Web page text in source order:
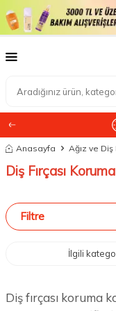
Anasayfa Ağız ve Diş
Diş Fırçası
Filtre
İlgili
Diş fırçası koruma